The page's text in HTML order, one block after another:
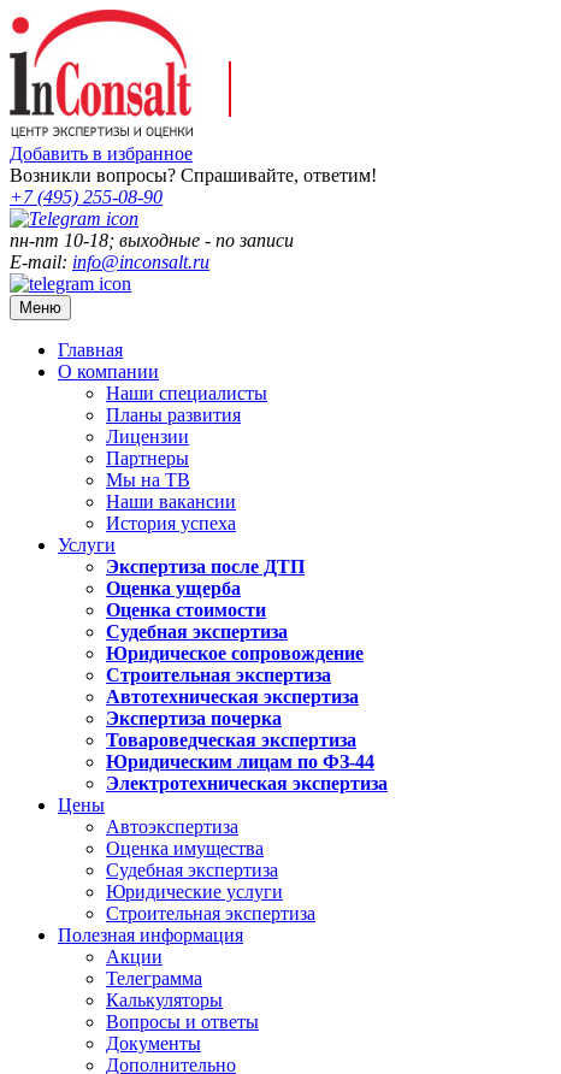
Добавить в избранное
Возникли вопросы? Спрашивайте, ответим!
+7 (495) 255-08-90
пн-пт 10-18; выходные - по записи
E-mail: info@inconsalt.ru
Меню
Главная
О компании
Наши специалисты
Планы развития
Лицензии
Партнеры
Мы на ТВ
Наши вакансии
История успеха
Услуги
Экспертиза после ДТП
Оценка ущерба
Оценка стоимости
Судебная экспертиза
Юридическое сопровождение
Строительная экспертиза
Автотехническая экспертиза
Экспертиза почерка
Товароведческая экспертиза
Юридическим лицам по ФЗ-44
Электротехническая экспертиза
Цены
Автоэкспертиза
Оценка имущества
Судебная экспертиза
Юридические услуги
Строительная экспертиза
Полезная информация
Акции
Телеграмма
Калькуляторы
Вопросы и ответы
Документы
Дополнительно